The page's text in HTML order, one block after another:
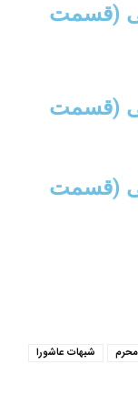
(قسمت
(قسمت
(قسمت
شبهات عاشورا